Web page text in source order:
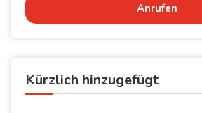
Anrufen
Kürzlich hinzugefügt